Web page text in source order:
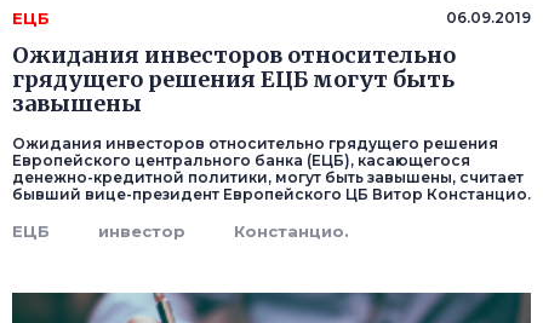
ЕЦБ 06.09.2019
Ожидания инвесторов относительно
грядущего решения ЕЦБ могут быть
завышены
Ожидания инвесторов относительно грядущего решения
Европейского центрального банка (ЕЦБ), касающегося
денежно-кредитной политики, могут быть завышены, считает
бывший вице-президент Европейского ЦБ Витор Констанцио.
ЕЦБ инвестор Констанцио.